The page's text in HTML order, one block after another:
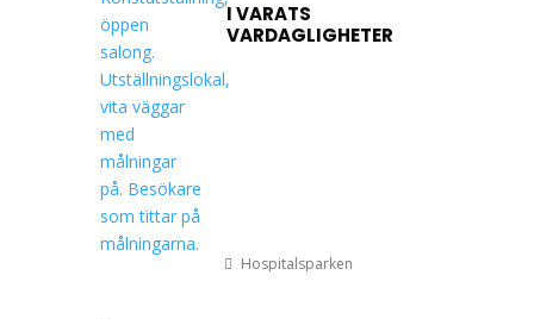
I VARATS
VARDAGLIGHETER
Hospitalsparken